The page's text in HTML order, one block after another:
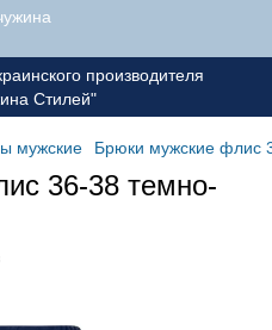
производителя
Стилей"
мужские Брюки мужские флис
36-38 темно-